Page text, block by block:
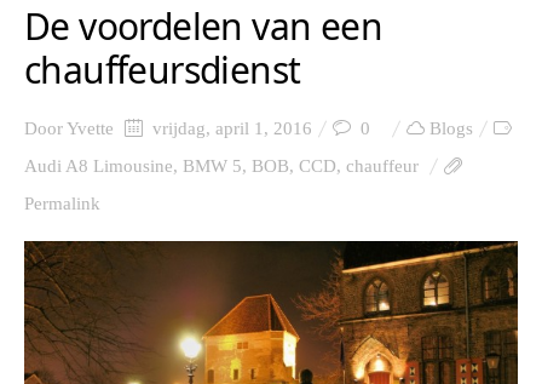
De voordelen van een
chauffeursdienst
DoorYvette vrijdag, april 1, 2016 0
Blogs
Audi A8 Limousine, BMW 5, BOB, CCD, chauffeur
Permalink